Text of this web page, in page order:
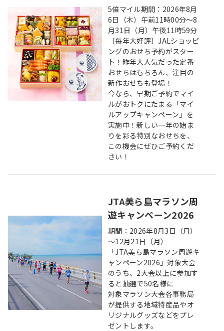
5倍マイル期間：2026年8月
6日（木）午前11時00分～8
月31日（月）午後11時59分
〔毎年大好評〕JALショッピ
ングのおせち予約がスター
ト！昨年大人気だった定番
おせちはもちろん、注目の
新作おせちも登場！
今なら、早期ご予約でマイ
ルがおトクにたまる「マイ
ルアップキャンペーン」を
実施中！新しい一年の始ま
りを彩る特別なおせちを、
この機会にぜひご予約くだ
さい！
JTA美ら島マラソン周
遊キャンペーン2026
期間：2026年8月3日（月）
～12月21日（月）
「JTA美ら島マラソン周遊キ
ャンペーン2026」対象大会
のうち、2大会以上に参加す
ると抽選で50名様に
対象マラソン大会各事務局
が提供する地域特産品やオ
リジナルグッズなどをプレ
ゼントします。